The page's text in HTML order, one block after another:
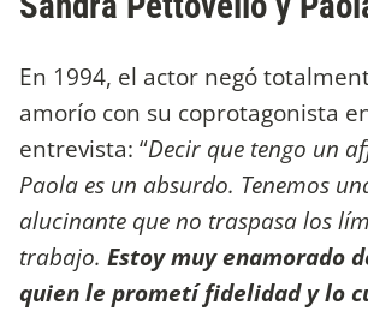
En 1994, el actor negó
amorío con su coprotagonista
entrevista: “Decir que tengo un
Paola es un absurdo. Tenemos
alucinante que no traspasa los
trabajo. Estoy muy enamorado
quien le prometí fidelidad y lo